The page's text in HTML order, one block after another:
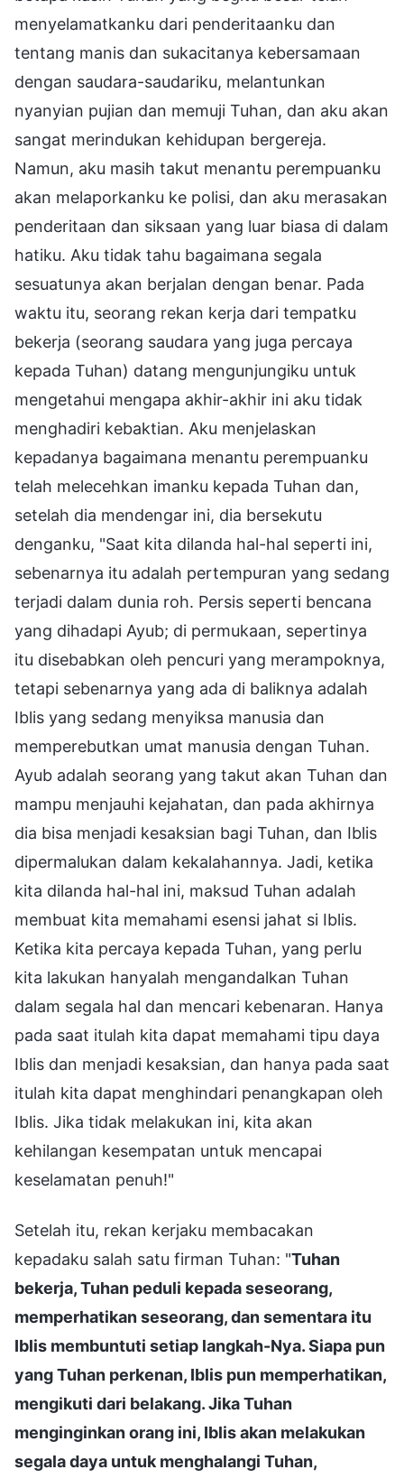
menyelamatkanku dari penderitaanku dan
tentang manis dan sukacitanya kebersamaan
dengan saudara-saudariku, melantunkan
nyanyian pujian dan memuji Tuhan, dan aku akan
sangat merindukan kehidupan bergereja.
Namun, aku masih takut menantu perempuanku
akan melaporkanku ke polisi, dan aku merasakan
penderitaan dan siksaan yang luar biasa di dalam
hatiku. Aku tidak tahu bagaimana segala
sesuatunya akan berjalan dengan benar. Pada
waktu itu, seorang rekan kerja dari tempatku
bekerja (seorang saudara yang juga percaya
kepada Tuhan) datang mengunjungiku untuk
mengetahui mengapa akhir-akhir ini aku tidak
menghadiri kebaktian. Aku menjelaskan
kepadanya bagaimana menantu perempuanku
telah melecehkan imanku kepada Tuhan dan,
setelah dia mendengar ini, dia bersekutu
denganku, "Saat kita dilanda hal-hal seperti ini,
sebenarnya itu adalah pertempuran yang sedang
terjadi dalam dunia roh. Persis seperti bencana
yang dihadapi Ayub; di permukaan, sepertinya
itu disebabkan oleh pencuri yang merampoknya,
tetapi sebenarnya yang ada di baliknya adalah
Iblis yang sedang menyiksa manusia dan
memperebutkan umat manusia dengan Tuhan.
Ayub adalah seorang yang takut akan Tuhan dan
mampu menjauhi kejahatan, dan pada akhirnya
dia bisa menjadi kesaksian bagi Tuhan, dan Iblis
dipermalukan dalam kekalahannya. Jadi, ketika
kita dilanda hal-hal ini, maksud Tuhan adalah
membuat kita memahami esensi jahat si Iblis.
Ketika kita percaya kepada Tuhan, yang perlu
kita lakukan hanyalah mengandalkan Tuhan
dalam segala hal dan mencari kebenaran. Hanya
pada saat itulah kita dapat memahami tipu daya
Iblis dan menjadi kesaksian, dan hanya pada saat
itulah kita dapat menghindari penangkapan oleh
Iblis. Jika tidak melakukan ini, kita akan
kehilangan kesempatan untuk mencapai
keselamatan penuh!"
Setelah itu, rekan kerjaku membacakan
kepadaku salah satu firman Tuhan: "Tuhan
bekerja, Tuhan peduli kepada seseorang,
memperhatikan seseorang, dan sementara itu
Iblis membuntuti setiap langkah-Nya. Siapa pun
yang Tuhan perkenan, Iblis pun memperhatikan,
mengikuti dari belakang. Jika Tuhan
menginginkan orang ini, Iblis akan melakukan
segala daya untuk menghalangi Tuhan,